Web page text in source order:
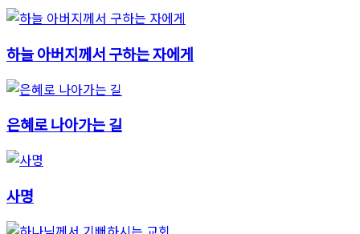
하늘 아버지께서 구하는 자에게
은혜로 나아가는 길
사명